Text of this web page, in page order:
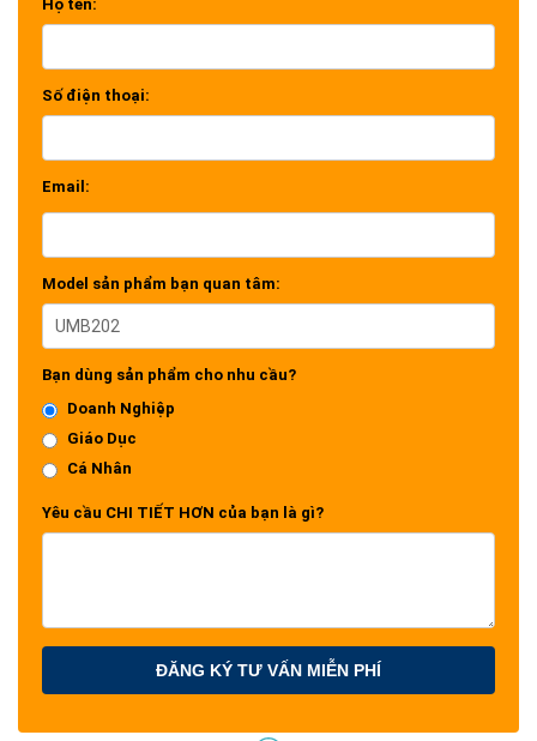
mọi người trong cuộc họp có thể nghe và được nghe một cách rõ
Thiết kế thông minh và tiện ích:
Với thanh LED trạng thái, UMB202 cho phép người dùng biết được
trạng thái của camera và micro, giúp tránh những sự cố không mong
thuận lợi cho việc kết nối và sử dụng.
Cảm biến: IMX577 1/2.3 inch, CMOS, 12 triệu pixel
Góc nhìn: 117.8° (DFOV) ，109° (HFOV)，74.4° (VFOV)
Cân bằng trắng: Có
Tiết lộ: Có
Âm thanh
Công suất đầu ra: 80 dBA @ 1000 Hz @ 1 mét ở âm lượng tối đa
Họ tên:
Số điện thoại:
Email:
Model sản phẩm bạn quan tâm:
Bạn dùng sản phẩm cho nhu cầu?
Doanh Nghiệp
Giáo Dục
Cá Nhân
Yêu cầu CHI TIẾT HƠN của bạn là gì?
ĐĂNG KÝ TƯ VẤN MIỄN PHÍ